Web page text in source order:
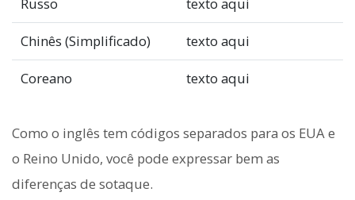
Chinês (Simplificado) texto aqui
Coreano texto aqui
Como o inglês tem códigos separados para os EUA e
o Reino Unido, você pode expressar bem as
diferenças de sotaque.